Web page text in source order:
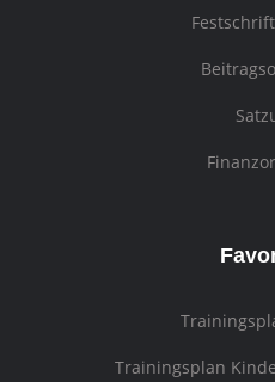
Trainingsplan